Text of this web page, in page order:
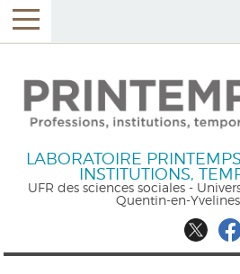
LABORATOIRE
INSTITUTIONS,
UFR des sciences sociales -
Quentin-en-